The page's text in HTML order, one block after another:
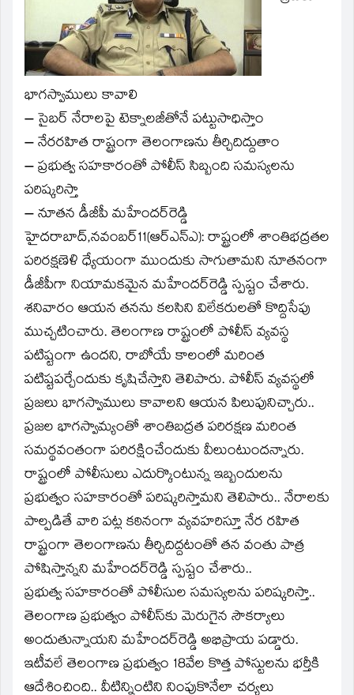
new
window)
భాగస్వాములు కావాలి
– సైబర్‌ నేరాలపై టెక్నాలజీతోనే పట్టుసాధిస్తాం
– నేరరహిత రాష్ట్రంగా తెలంగాణను తీర్చిదిద్దుతాం
– ప్రభుత్వ సహకారంతో పోలీస్‌ సిబ్బంది సమస్యలను
పరిష్కరిస్తా
– నూతన డీజీపీ మహేందర్‌రెడ్డి
హైదరాబాద్‌,నవంబర్‌11(ఆర్‌ఎన్‌ఎ): రాష్ట్రంలో శాంతిభద్రతల
పరిరక్షణెళి ధ్యేయంగా ముందుకు సాగుతామని నూతనంగా
డీజీపీగా నియామకమైన మహేందర్‌రెడ్డి స్పష్టం చేశారు.
శనివారం ఆయన తనను కలసిని విలేకరులతో కొద్దిసేపు
ముచ్చటించారు. తెలంగాణ రాష్ట్రంలో పోలీస్‌ వ్యవస్థ
పటిష్టంగా ఉందని, రాబోయే కాలంలో మరింత
పటిష్టపర్చేందుకు కృషిచేస్తాని తెలిపారు. పోలీస్‌ వ్యవస్థలో
ప్రజలు భాగస్వాములు కావాలని ఆయన పిలుపునిచ్చారు..
ప్రజల భాగస్వామ్యంతో శాంతిబద్రత పరిరక్షణ మరింత
సమర్థవంతంగా పరిరక్షించేందుకు వీలుంటుందన్నారు.
రాష్ట్రంలో పోలీసులు ఎదుర్కొంటున్న ఇబ్బందులను
ప్రభుత్వం సహకారంతో పరిష్కరిస్తామని తెలిపారు.. నేరాలకు
పాల్పడితే వారి పట్ల కఠినంగా వ్యవహరిస్తూ నేర రహిత
రాష్ట్రంగా తెలంగాణను తీర్చిదిద్దటంతో తన వంతు పాత్ర
పోషిస్తాన్నని మహేందర్‌రెడ్డి స్పష్టం చేశారు..
ప్రభుత్వ సహకారంతో పోలీసుల సమస్యలను పరిష్కరిస్తా..
తెలంగాణ ప్రభుత్వం పోలీస్‌కు మెరుగైన సౌకర్యాలు
అందుతున్నాయని మహేందర్‌రెడ్డి అభిప్రాయ పడ్డారు.
ఇటీవలే తెలంగాణ ప్రభుత్వం 18వేల కొత్త పోస్టులను భర్తీకి
ఆదేశించింది.. వీటిన్నింటిని నింపుకొనేలా చర్యలు